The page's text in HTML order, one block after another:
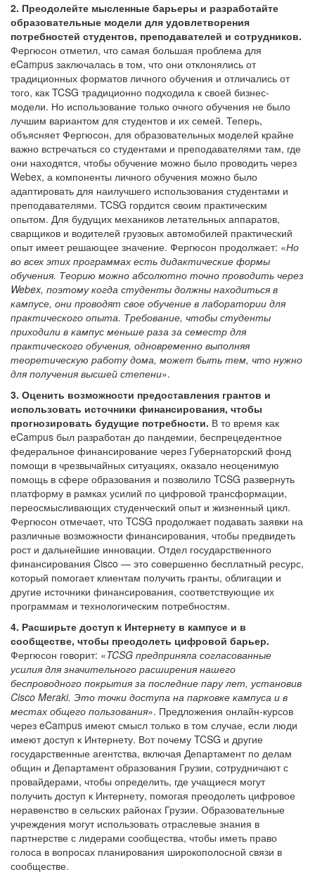
2. Преодолейте мысленные барьеры и разработайте
образовательные модели для удовлетворения
потребностей студентов, преподавателей и сотрудников.
Фергюсон отметил, что самая большая проблема для
eCampus заключалась в том, что они отклонялись от
традиционных форматов личного обучения и отличались от
того, как TCSG традиционно подходила к своей бизнес-
модели. Но использование только очного обучения не было
лучшим вариантом для студентов и их семей. Теперь,
объясняет Фергюсон, для образовательных моделей крайне
важно встречаться со студентами и преподавателями там, где
они находятся, чтобы обучение можно было проводить через
Webex, а компоненты личного обучения можно было
адаптировать для наилучшего использования студентами и
преподавателями. TCSG гордится своим практическим
опытом. Для будущих механиков летательных аппаратов,
сварщиков и водителей грузовых автомобилей практический
опыт имеет решающее значение. Фергюсон продолжает: «Но
во всех этих программах есть дидактические формы
обучения. Теорию можно абсолютно точно проводить через
Webex, поэтому когда студенты должны находиться в
кампусе, они проводят свое обучение в лаборатории для
практического опыта. Требование, чтобы студенты
приходили в кампус меньше раза за семестр для
практического обучения, одновременно выполняя
теоретическую работу дома, может быть тем, что нужно
для получения высшей степени».
3. Оценить возможности предоставления грантов и
использовать источники финансирования, чтобы
прогнозировать будущие потребности. В то время как
eCampus был разработан до пандемии, беспрецедентное
федеральное финансирование через Губернаторский фонд
помощи в чрезвычайных ситуациях, оказало неоценимую
помощь в сфере образования и позволило TCSG развернуть
платформу в рамках усилий по цифровой трансформации,
переосмысливающих студенческий опыт и жизненный цикл.
Фергюсон отмечает, что TCSG продолжает подавать заявки на
различные возможности финансирования, чтобы предвидеть
рост и дальнейшие инновации. Отдел государственного
финансирования Cisco — это совершенно бесплатный ресурс,
который помогает клиентам получить гранты, облигации и
другие источники финансирования, соответствующие их
программам и технологическим потребностям.
4. Расширьте доступ к Интернету в кампусе и в
сообществе, чтобы преодолеть цифровой барьер.
Фергюсон говорит: «TCSG предприняла согласованные
усилия для значительного расширения нашего
беспроводного покрытия за последние пару лет, установив
Cisco Meraki. Это точки доступа на парковке кампуса и в
местах общего пользования». Предложения онлайн-курсов
через eCampus имеют смысл только в том случае, если люди
имеют доступ к Интернету. Вот почему TCSG и другие
государственные агентства, включая Департамент по делам
общин и Департамент образования Грузии, сотрудничают с
провайдерами, чтобы определить, где учащиеся могут
получить доступ к Интернету, помогая преодолеть цифровое
неравенство в сельских районах Грузии. Образовательные
учреждения могут использовать отраслевые знания в
партнерстве с лидерами сообщества, чтобы иметь право
голоса в вопросах планирования широкополосной связи в
сообществе.